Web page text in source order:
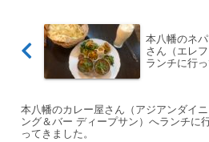
本八幡のネ
さん（エレ
ランチに行
本八幡のカレー屋さん（アジアンダイニ
ング＆バー ディープサン）へランチに
ってきました。